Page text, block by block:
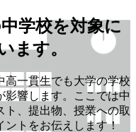
中学校を対象に
ます。
高一貫生でも大学の学校
影響します。ここでは中
ト、提出物、授業への取
ントをお伝えします！